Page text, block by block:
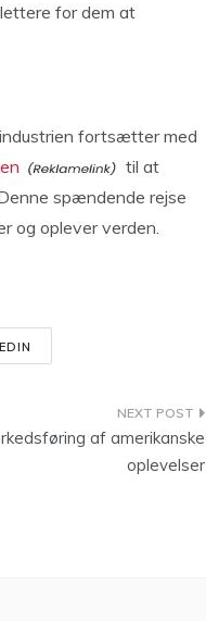
for dem at
fortsætter med
til at
spændende rejse
og oplever verden.
af amerikanske
oplevelser